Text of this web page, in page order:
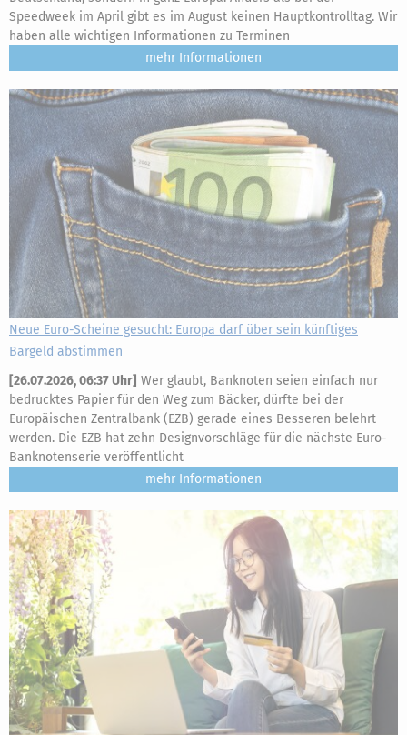
Speedweek im April gibt es im August keinen Hauptkontrolltag. Wir
haben alle wichtigen Informationen zu Terminen
mehr
Neue Euro-Scheine gesucht: Europa darf über sein künftiges
Bargeld abstimmen
[26.07.2026, 06:37 Uhr] Wer glaubt, Banknoten seien einfach nur
bedrucktes Papier für den Weg zum Bäcker, dürfte bei der
Europäischen Zentralbank (EZB) gerade eines Besseren belehrt
werden. Die EZB hat zehn Designvorschläge für die nächste Euro-
Banknotenserie veröffentlicht
mehr